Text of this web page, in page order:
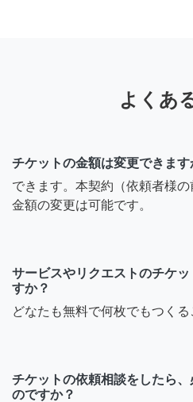
よくあ
チケットの金額は変更できます
できます。本契約（依頼者様の
金額の変更は可能です。
サービスやリクエストのチケ
すか？
どなたも無料で何枚でもつくる
チケットの依頼相談をしたら
のですか？